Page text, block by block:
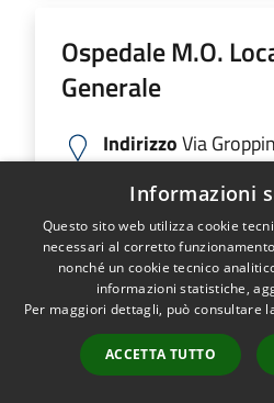
Ospedale M.O.
Generale
IndirizzoVia
Ospedale M.O. Locatelli
LEGGI DI PIÙ
Ospedale SS
Informazioni
Questo sito web utilizza cookie
necessari al corretto
nonché un cookie tecnico
informazioni statistiche,
Per maggiori dettagli, può consultare
ACCETTA TUTTO